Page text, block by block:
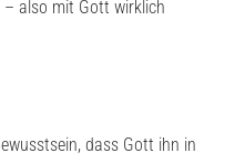
also mit Gott wirklich
dass Gott ihn in